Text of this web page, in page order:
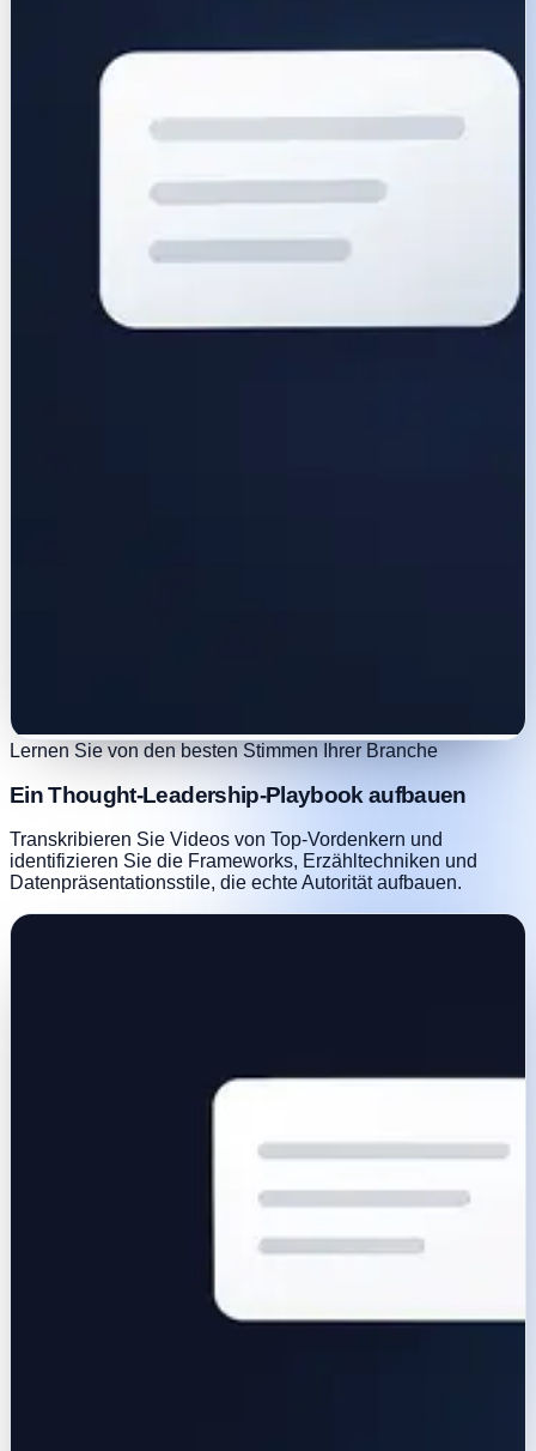
Lernen Sie von den besten Stimmen Ihrer Branche
Ein Thought-Leadership-Playbook aufbauen
Transkribieren Sie Videos von Top-Vordenkern und
identifizieren Sie die Frameworks, Erzähltechniken und
Datenpräsentationsstile, die echte Autorität aufbauen.